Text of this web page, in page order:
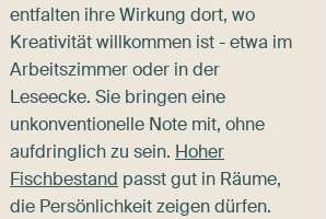
entfalten ihre Wirkung dort, wo
Kreativität willkommen ist - etwa im
Arbeitszimmer oder in der
Leseecke. Sie bringen eine
unkonventionelle Note mit, ohne
aufdringlich zu sein. Hoher
Fischbestand passt gut in Räume,
die Persönlichkeit zeigen dürfen.